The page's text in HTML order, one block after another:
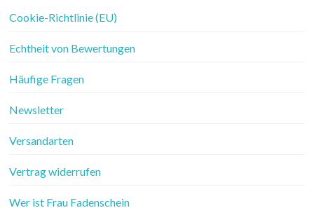
Cookie-Richtlinie (EU)
Echtheit von Bewertungen
Häufige Fragen
Newsletter
Versandarten
Vertrag widerrufen
Wer ist Frau Fadenschein